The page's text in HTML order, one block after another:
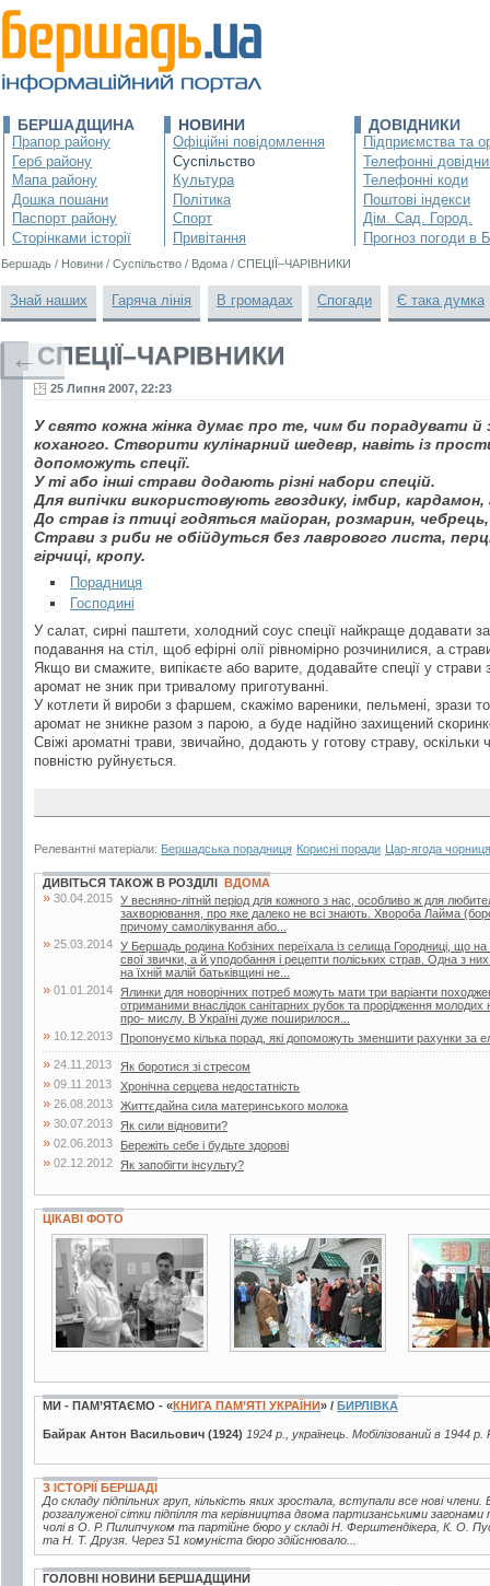
БЕРШАДЩИНА
Прапор району
Герб району
Мапа району
Дошка пошани
Паспорт району
Сторінками історії
НОВИНИ
Офіційні повідомлення
Суспільство
Культура
Політика
Спорт
Привітання
ДОВІДНИКИ
Підприємства та
Телефонні
Телефонні коди
Поштові індекси
Дім. Сад. Город.
Прогноз погоди в
Бершадь / Новини / Суспільство / Вдома / СПЕЦІЇ–ЧАРІВНИКИ
Знай наших Гаряча лінія В громадах Спогади Є така думка
СПЕЦІЇ–ЧАРІВНИКИ
25 Липня 2007, 22:23
У свято кожна жінка думає про те, чим би порадувати й
коханого. Створити кулінарний шедевр, навіть із
допоможуть спеції.
У ті або інші страви додають різні набори спецій.
Для випічки використовують гвоздику, імбир, кардамон,
До страв із птиці годяться майоран, розмарин,
Страви з риби не обійдуться без лаврового листа,
гірчиці, кропу.
Порадниця
Господині
У салат, сирні паштети, холодний соус спеції найкраще додавати
подавання на стіл, щоб ефірні олії рівномірно розчинилися, а
Якщо ви смажите, випікаєте або варите, додавайте спеції у страви
аромат не зник при тривалому приготуванні.
У котлети й вироби з фаршем, скажімо вареники, пельмені, зрази
аромат не зникне разом з парою, а буде надійно захищений
Свіжі ароматні трави, звичайно, додають у готову страву, оскільки
повністю руйнується.
Релевантні матеріали: Бершадська порадниця Корисні поради Цар-ягода
←
ДИВІТЬСЯ ТАКОЖ В РОЗДІЛІ ВДОМА
» 30.04.2015 У весняно-літній період для кожного з нас, особливо ж для
захворювання, про яке далеко не всі знають. Хвороба Лайма
причому самолікування або...
» 25.03.2014 У Бершадь родина Кобзіних переїхала із селища Городниці, що
свої звички, а й уподобання і рецепти поліських страв. Одна з
на їхній малій батьківщині не...
» 01.01.2014
Ялинки для новорічних потреб можуть мати три варіанти
отриманими внаслідок санітарних рубок та прорідження
про- мислу. В Україні дуже поширилося...
» 10.12.2013 Пропонуємо кілька порад, які допоможуть зменшити рахунки за
» 24.11.2013 Як боротися зі стресом
» 09.11.2013 Хронічна серцева недостатність
» 26.08.2013 Життєдайна сила материнського молока
» 30.07.2013 Як сили відновити?
» 02.06.2013 Бережіть себе і будьте здорові
» 02.12.2012 Як запобігти інсульту?
ЦІКАВІ ФОТО
7 фото 3 фото 3 фото
МИ - ПАМ’ЯТАЄМО - «КНИГА ПАМ’ЯТІ УКРАЇНИ» / БИРЛІВКА
Байрак Антон Васильович (1924) 1924 р., українець. Мобілізований в 1944
З ІСТОРІЇ БЕРШАДІ
До складу підпільних груп, кількість яких зростала, вступали все нові члени.
розгалуженої сітки підпілля та керівництва двома партизанськими
чолі в О. Р. Пилипчуком та партійне бюро у складі Н. Ферштендікера, К. О.
та Н. Т. Друзя. Через 51 комуніста бюро здійснювало...
ГОЛОВНІ НОВИНИ БЕРШАДЩИНИ